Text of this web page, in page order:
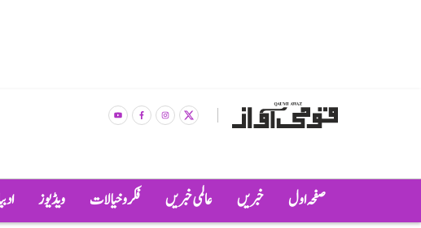
صفحہ اول خبریں عالمی خبریں فکر و خیالات ویڈیوز